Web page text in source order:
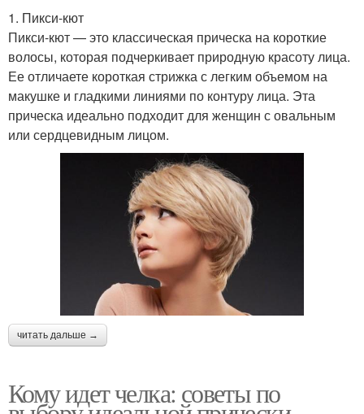
1. Пикси-кют
Пикси-кют — это классическая прическа на короткие
волосы, которая подчеркивает природную красоту лица.
Ее отличаете короткая стрижка с легким объемом на
макушке и гладкими линиями по контуру лица. Эта
прическа идеально подходит для женщин с овальным
или сердцевидным лицом.
читать дальше →
Кому идет челка: советы по